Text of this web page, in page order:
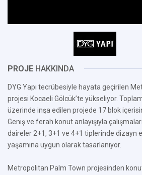
PROJE HAKKINDA
DYG Yapı tecrübesiyle hayata geçirilen
projesi Kocaeli Gölcük’te yükseliyor.
üzerinde inşa edilen projede 17 blok
Geniş ve ferah konut anlayışıyla
daireler 2+1, 3+1 ve 4+1 tiplerinde dizayn
yaşamına uygun olarak tasarlanıyor.
Metropolitan Palm Town projesinden